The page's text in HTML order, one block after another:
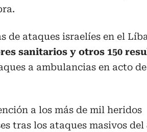
de ataques israelíes en el
sanitarios y otros 150
a ambulancias en acto de
a los más de mil heridos
tras los ataques masivos del